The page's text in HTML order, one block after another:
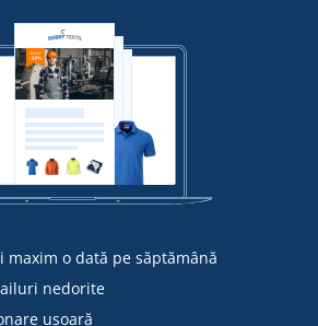
maxim o dată pe săptămână
nedorite
ușoară